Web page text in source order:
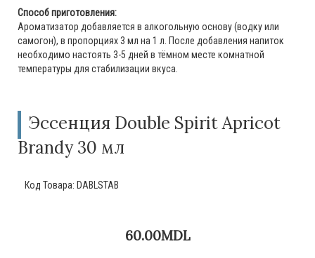
Способ приготовления:
Ароматизатор добавляется в алкогольную основу (водку или
самогон), в пропорциях 3 мл на 1 л. После добавления напиток
необходимо настоять 3-5 дней в тёмном месте комнатной
температуры для стабилизации вкуса.
Эссенция Double Spirit Apricot
Brandy 30 мл
Код Товара: DABLSTAB
60.00MDL